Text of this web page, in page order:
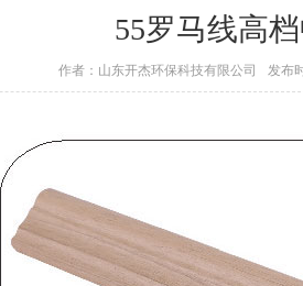
55罗马线高
作者：山东开杰环保科技有限公司 发布